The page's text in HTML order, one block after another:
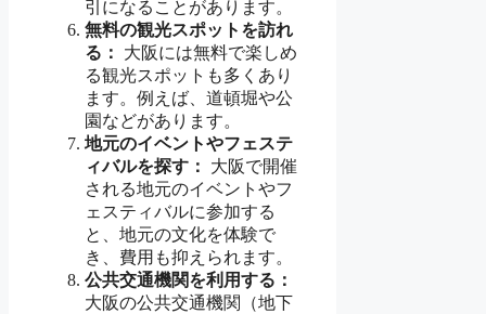
引になることがあります。
無料の観光スポットを訪れ
る：
大阪には無料で楽しめ
る観光スポットも多くあり
ます。例えば、道頓堀や公
園などがあります。
地元のイベントやフェステ
ィバルを探す：
大阪で開催
される地元のイベントやフ
ェスティバルに参加する
と、地元の文化を体験で
き、費用も抑えられます。
公共交通機関を利用する：
大阪の公共交通機関（地下